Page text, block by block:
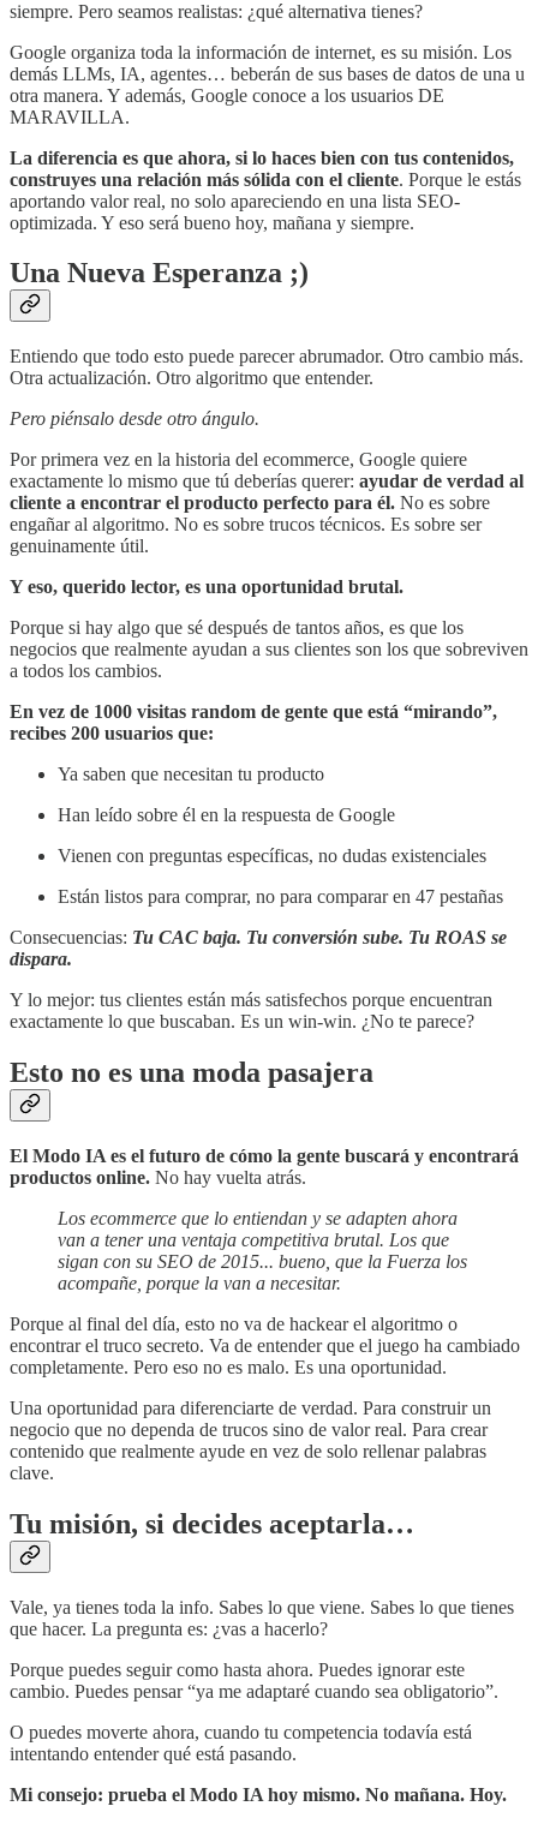
siempre. Pero seamos realistas: ¿qué alternativa tienes?
Google organiza toda la información de internet, es su misión. Los
demás LLMs, IA, agentes… beberán de sus bases de datos de una u
otra manera. Y además, Google conoce a los usuarios DE
MARAVILLA.
La diferencia es que ahora, si lo haces bien con tus contenidos,
construyes una relación más sólida con el cliente. Porque le estás
aportando valor real, no solo apareciendo en una lista SEO-
optimizada. Y eso será bueno hoy, mañana y siempre.
Una Nueva Esperanza ;)
Entiendo que todo esto puede parecer abrumador. Otro cambio más.
Otra actualización. Otro algoritmo que entender.
Pero piénsalo desde otro ángulo.
Por primera vez en la historia del ecommerce, Google quiere
exactamente lo mismo que tú deberías querer: ayudar de verdad al
cliente a encontrar el producto perfecto para él. No es sobre
engañar al algoritmo. No es sobre trucos técnicos. Es sobre ser
genuinamente útil.
Y eso, querido lector, es una oportunidad brutal.
Porque si hay algo que sé después de tantos años, es que los
negocios que realmente ayudan a sus clientes son los que sobreviven
a todos los cambios.
En vez de 1000 visitas random de gente que está “mirando”,
recibes 200 usuarios que:
Ya saben que necesitan tu producto
Han leído sobre él en la respuesta de Google
Vienen con preguntas específicas, no dudas existenciales
Están listos para comprar, no para comparar en 47 pestañas
Consecuencias: Tu CAC baja. Tu conversión sube. Tu ROAS se
dispara.
Y lo mejor: tus clientes están más satisfechos porque encuentran
exactamente lo que buscaban. Es un win-win. ¿No te parece?
Esto no es una moda pasajera
El Modo IA es el futuro de cómo la gente buscará y encontrará
productos online. No hay vuelta atrás.
Los ecommerce que lo entiendan y se adapten ahora
van a tener una ventaja competitiva brutal. Los que
sigan con su SEO de 2015... bueno, que la Fuerza los
acompañe, porque la van a necesitar.
Porque al final del día, esto no va de hackear el algoritmo o
encontrar el truco secreto. Va de entender que el juego ha cambiado
completamente. Pero eso no es malo. Es una oportunidad.
Una oportunidad para diferenciarte de verdad. Para construir un
negocio que no dependa de trucos sino de valor real. Para crear
contenido que realmente ayude en vez de solo rellenar palabras
clave.
Tu misión, si decides aceptarla…
Vale, ya tienes toda la info. Sabes lo que viene. Sabes lo que tienes
que hacer. La pregunta es: ¿vas a hacerlo?
Porque puedes seguir como hasta ahora. Puedes ignorar este
cambio. Puedes pensar “ya me adaptaré cuando sea obligatorio”.
O puedes moverte ahora, cuando tu competencia todavía está
intentando entender qué está pasando.
Mi consejo: prueba el Modo IA hoy mismo. No mañana. Hoy.